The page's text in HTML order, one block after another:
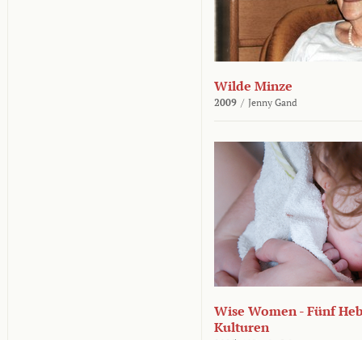
Wilde Minze
2009 / Jenny Gand
Wise Women - Fünf
Kulturen